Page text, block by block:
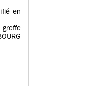
en
greffe